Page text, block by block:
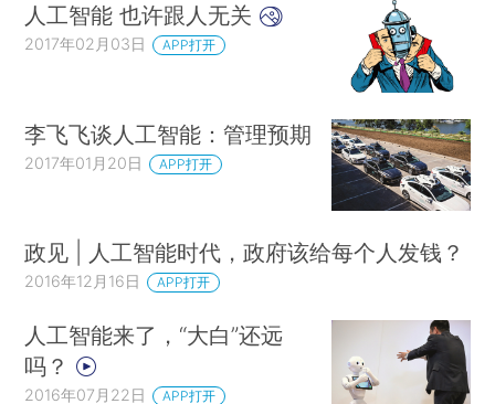
人工智能 也许跟人无关
2017年02月03日 APP打开
李飞飞谈人工智能：管理预期
2017年01月20日 APP打开
政见 | 人工智能时代，政府该给每个人发钱？
2016年12月16日 APP打开
人工智能来了，“大白”还远
吗？
2016年07月22日 APP打开